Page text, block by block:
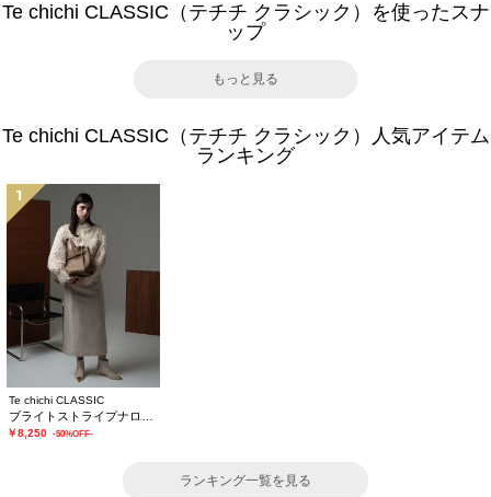
Te chichi CLASSIC（テチチ クラシック）を使ったスナ
ップ
もっと見る
Te chichi CLASSIC（テチチ クラシック）人気アイテム
ランキング
1
Te chichi CLASSIC
￥8,250 -50%OFF-
ランキング一覧を見る